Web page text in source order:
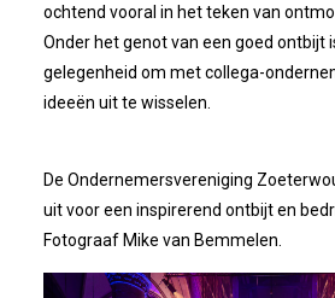
ochtend vooral in het teken van
Onder het genot van een goed ontbijt
gelegenheid om met collega-
ideeën uit te wisselen.
De Ondernemersvereniging
uit voor een inspirerend ontbijt en
Fotograaf Mike van Bemmelen.